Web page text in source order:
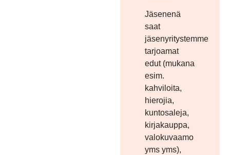
Jäsenenä
saat
jäsenyritystemme
tarjoamat
edut (mukana
esim.
kahviloita,
hierojia,
kuntosaleja,
kirjakauppa,
valokuvaamo
yms yms),